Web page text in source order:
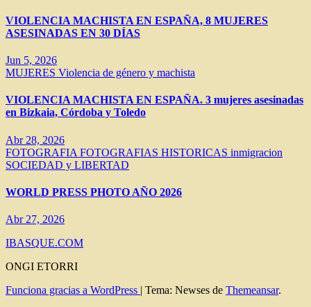
VIOLENCIA MACHISTA EN ESPAÑA, 8 MUJERES
ASESINADAS EN 30 DÍAS
Jun 5, 2026
MUJERES Violencia de género y machista
VIOLENCIA MACHISTA EN ESPAÑA. 3 mujeres asesinadas
en Bizkaia, Córdoba y Toledo
Abr 28, 2026
FOTOGRAFIA FOTOGRAFIAS HISTORICAS inmigracion
SOCIEDAD y LIBERTAD
WORLD PRESS PHOTO AÑO 2026
Abr 27, 2026
IBASQUE.COM
ONGI ETORRI
Funciona gracias a WordPress | Tema: Newses de Themeansar.